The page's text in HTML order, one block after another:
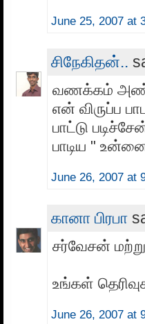
June 25, 2007 at
சிநேகிதன்..
வணக்கம்
என் விருப்ப
பாட்டு
பாடிய "
June 26, 2007 at
கானா பிரபா
சர்வேசன்
உங்கள்
June 26, 2007 at